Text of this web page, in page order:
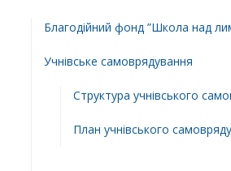
Благодійний фонд ”Школа над
Учнівське самоврядування
Структура учнiвського
План учнiвського